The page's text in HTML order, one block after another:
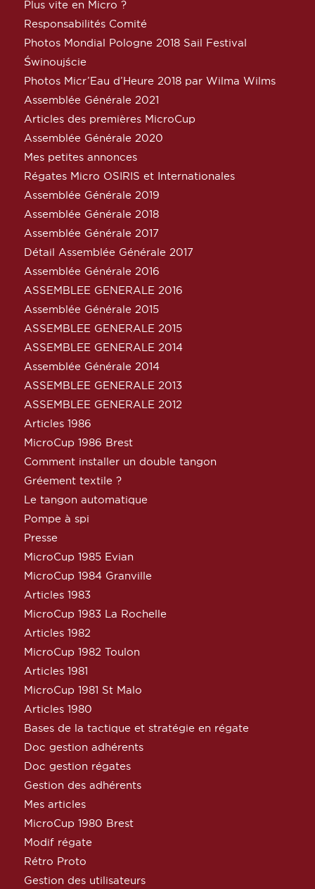
Plus vite en Micro ?
Responsabilités Comité
Photos Mondial Pologne 2018 Sail Festival
Świnoujście
Photos Micr’Eau d’Heure 2018 par Wilma Wilms
Assemblée Générale 2021
Articles des premières MicroCup
Assemblée Générale 2020
Mes petites annonces
Régates Micro OSIRIS et Internationales
Assemblée Générale 2019
Assemblée Générale 2018
Assemblée Générale 2017
Détail Assemblée Générale 2017
Assemblée Générale 2016
ASSEMBLEE GENERALE 2016
Assemblée Générale 2015
ASSEMBLEE GENERALE 2015
ASSEMBLEE GENERALE 2014
Assemblée Générale 2014
ASSEMBLEE GENERALE 2013
ASSEMBLEE GENERALE 2012
Articles 1986
MicroCup 1986 Brest
Comment installer un double tangon
Gréement textile ?
Le tangon automatique
Pompe à spi
Presse
MicroCup 1985 Evian
MicroCup 1984 Granville
Articles 1983
MicroCup 1983 La Rochelle
Articles 1982
MicroCup 1982 Toulon
Articles 1981
MicroCup 1981 St Malo
Articles 1980
Bases de la tactique et stratégie en régate
Doc gestion adhérents
Doc gestion régates
Gestion des adhérents
Mes articles
MicroCup 1980 Brest
Modif régate
Rétro Proto
Gestion des utilisateurs